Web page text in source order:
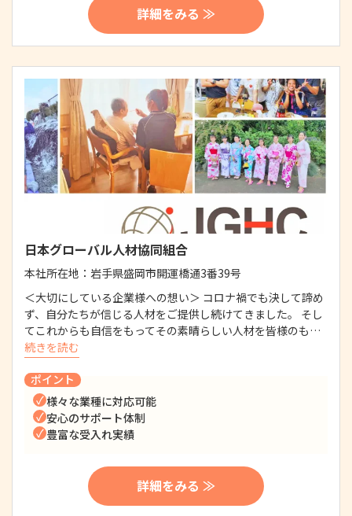
詳細をみる ≫
日本グローバル人材協同組合
本社所在地： 岩手県盛岡市開運橋通3番39号
＜大切にしている企業様への想い＞ コロナ禍でも決して諦め
ず、自分たちが信じる人材をご提供し続けてきました。 そし
てこれからも自信をもってその素晴らしい人材を皆様のも…
続きを読む
ポイント
様々な業種に対応可能
安心のサポート体制
豊富な受入れ実績
詳細をみる ≫